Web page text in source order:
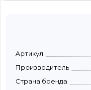
Артикул
Производитель
Страна бренда